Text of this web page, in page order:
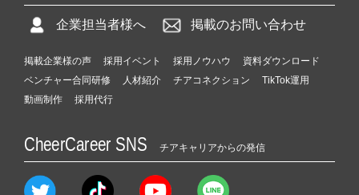
企業担当者様へ 掲載のお問い合わせ
掲載企業様の声 採用イベント 採用ノウハウ
資料ダウンロード
ベンチャー合同研修
人材紹介 チアコネクション
TikTok運用
動画制作
採用代行
CheerCareer SNS チアキャリアからの発信